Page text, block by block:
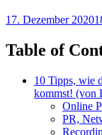
Posted
17. Dezember 2020
Table of
10 Tipps, wie
kommst! (von
Online
PR,